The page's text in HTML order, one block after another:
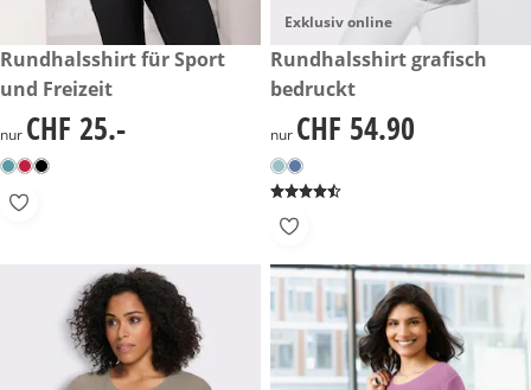
CHF 25.-
Rundhalsshirt für Sport
und Freizeit
CHF 25.-
nur CHF 25.-
Exklusiv online
CHF 54.90
Rundhalsshirt grafisch
bedruckt
CHF 54.90
nur CHF 54.90